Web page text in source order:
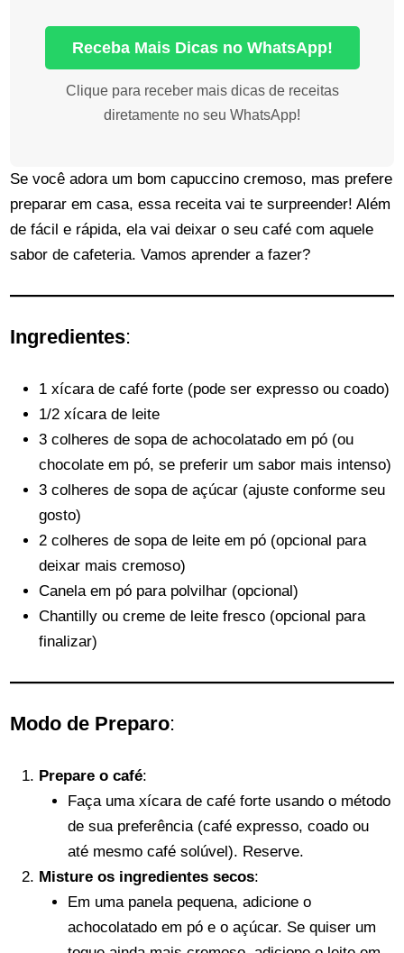
Receba Mais Dicas no WhatsApp!
Clique para receber mais dicas de receitas
diretamente no seu WhatsApp!
Se você adora um bom capuccino cremoso, mas prefere
preparar em casa, essa receita vai te surpreender! Além
de fácil e rápida, ela vai deixar o seu café com aquele
sabor de cafeteria. Vamos aprender a fazer?
Ingredientes:
1 xícara de café forte (pode ser expresso ou coado)
1/2 xícara de leite
3 colheres de sopa de achocolatado em pó (ou
chocolate em pó, se preferir um sabor mais intenso)
3 colheres de sopa de açúcar (ajuste conforme seu
gosto)
2 colheres de sopa de leite em pó (opcional para
deixar mais cremoso)
Canela em pó para polvilhar (opcional)
Chantilly ou creme de leite fresco (opcional para
finalizar)
Modo de Preparo:
Prepare o café:
Faça uma xícara de café forte usando o método
de sua preferência (café expresso, coado ou
até mesmo café solúvel). Reserve.
Misture os ingredientes secos:
Em uma panela pequena, adicione o
achocolatado em pó e o açúcar. Se quiser um